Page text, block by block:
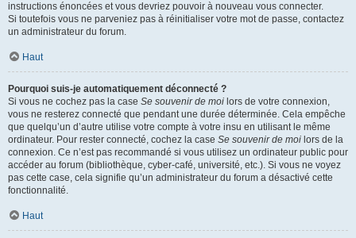
instructions énoncées et vous devriez pouvoir à nouveau vous connecter.
Si toutefois vous ne parveniez pas à réinitialiser votre mot de passe, contactez
un administrateur du forum.
Haut
Pourquoi suis-je automatiquement déconnecté ?
Si vous ne cochez pas la case Se souvenir de moi lors de votre connexion,
vous ne resterez connecté que pendant une durée déterminée. Cela empêche
que quelqu’un d’autre utilise votre compte à votre insu en utilisant le même
ordinateur. Pour rester connecté, cochez la case Se souvenir de moi lors de la
connexion. Ce n’est pas recommandé si vous utilisez un ordinateur public pour
accéder au forum (bibliothèque, cyber-café, université, etc.). Si vous ne voyez
pas cette case, cela signifie qu’un administrateur du forum a désactivé cette
fonctionnalité.
Haut